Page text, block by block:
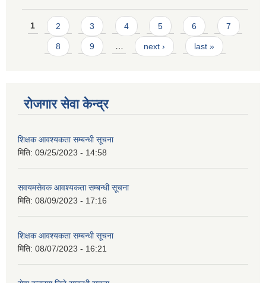
Pages
1 2 3 4 5 6 7
8 9 … next › last »
रोजगार सेवा केन्द्र
शिक्षक आवश्यकता सम्बन्धी सूचना
मिति: 09/25/2023 - 14:58
सवयमसेवक आवश्यकता सम्बन्धी सूचना
मिति: 08/09/2023 - 17:16
शिक्षक आवश्यकता सम्बन्धी सूचना
मिति: 08/07/2023 - 16:21